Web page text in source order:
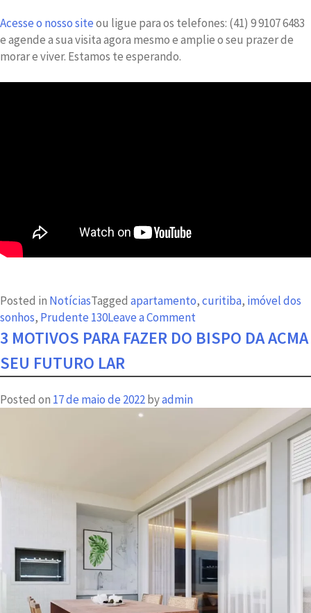
Acesse o nosso siteou ligue para os telefones: (41) 9 9107 6483
e agende a sua visita agora mesmo e amplie o seu prazer de
morar e viver. Estamos te esperando.
Posted in NotíciasTagged apartamento,curitiba, imóvel dos
sonhos, Prudente 130Leave a Comment
Prudente
imóvel
dos
sonhos
3 MOTIVOS PARA FAZER DO BISPO DA ACMA
SEU FUTURO LAR
Posted on 17 de maio de 2022byadmin